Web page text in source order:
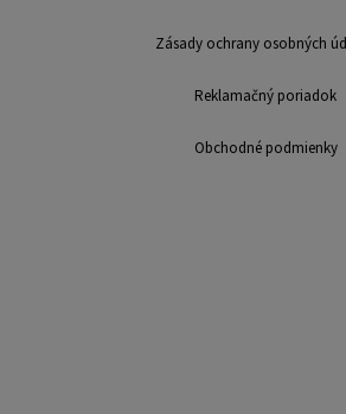
Zásady ochrany osobných
Reklamačný poriadok
Obchodné podmienky